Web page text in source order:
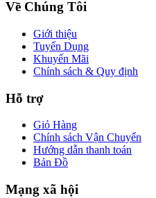
Về Chúng Tôi
Giới thiệu
Tuyển Dụng
Khuyến Mãi
Chính sách & Quy định
Hỗ trợ
Giỏ Hàng
Chính sách Vận Chuyển
Hướng dẫn thanh toán
Bản Đồ
Mạng xã hội